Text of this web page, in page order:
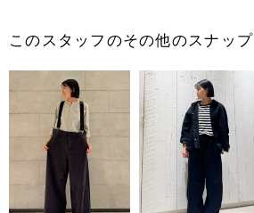
このスタッフのその他のスナップ